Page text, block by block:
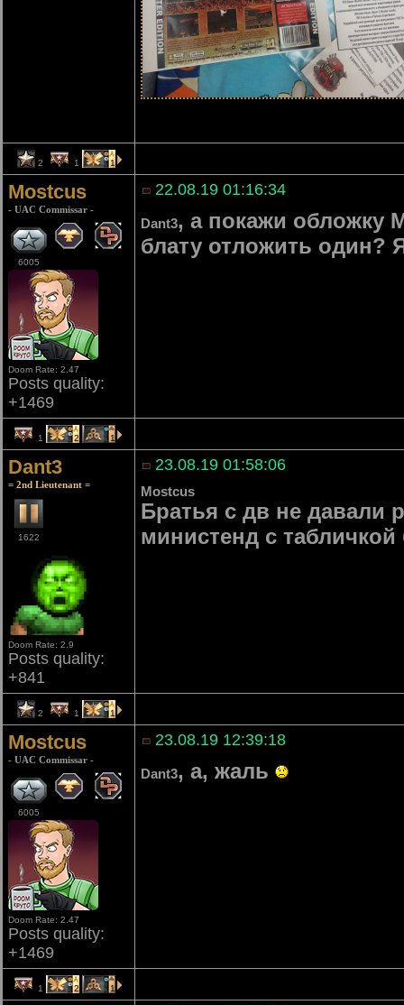
2 1 1
Mostcus
- UAC Commissar -
6005
Doom Rate: 2.47
Posts quality:
+1469
22.08.19 01:16:34
Dant3, а покажи обложку
блату отложить один?
1 2 1
Dant3
= 2nd Lieutenant =
1622
Doom Rate: 2.9
Posts quality:
+841
23.08.19 01:58:06
Mostcus
Братья с дв не давали
министенд с
2 1 1
Mostcus
- UAC Commissar -
6005
Doom Rate: 2.47
Posts quality:
+1469
23.08.19 12:39:18
Dant3, а, жаль
1 2 1